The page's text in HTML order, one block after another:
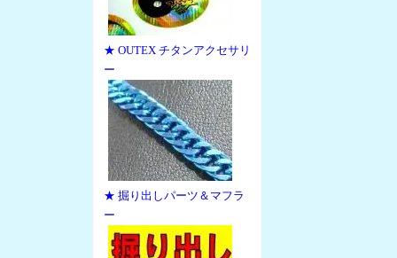
★ OUTEX チタンアクセサリ
ー
★ 掘り出しパーツ＆マフラ
ー